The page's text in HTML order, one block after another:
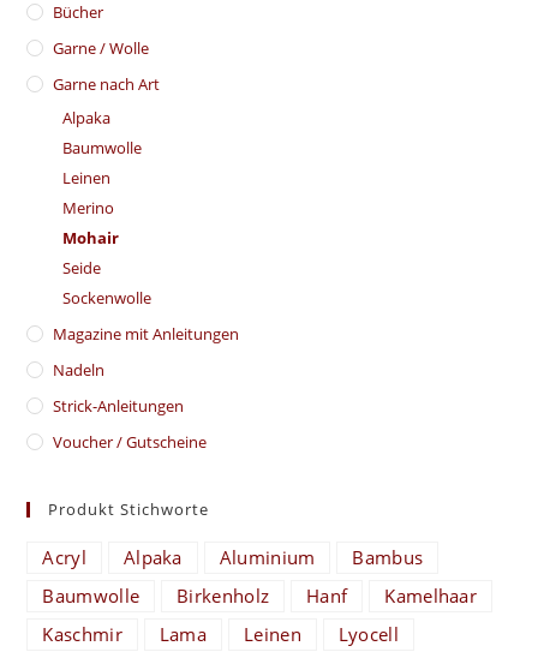
Bücher
Garne / Wolle
Garne nach Art
Alpaka
Baumwolle
Leinen
Merino
Mohair
Seide
Sockenwolle
Magazine mit Anleitungen
Nadeln
Strick-Anleitungen
Voucher / Gutscheine
Produkt Stichworte
Acryl Alpaka Aluminium
Bambus
Baumwolle
Birkenholz Hanf
Kamelhaar
Kaschmir
Lama Leinen
Lyocell